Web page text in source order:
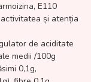
E110
și atenția
de aciditate
medii /100g
0,1g,